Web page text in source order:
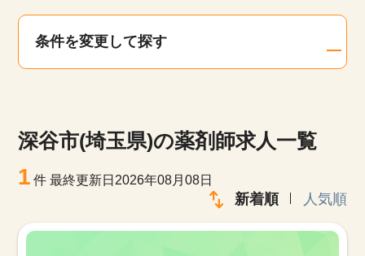
見学会・イベント情報
よくあるご質問
条件を変更して探す
深谷市(埼玉県)の薬剤師求人一覧
1 件最終更新日2026年08月08日
新着順 人気順
関東
甲信越・北陸 中国・四国